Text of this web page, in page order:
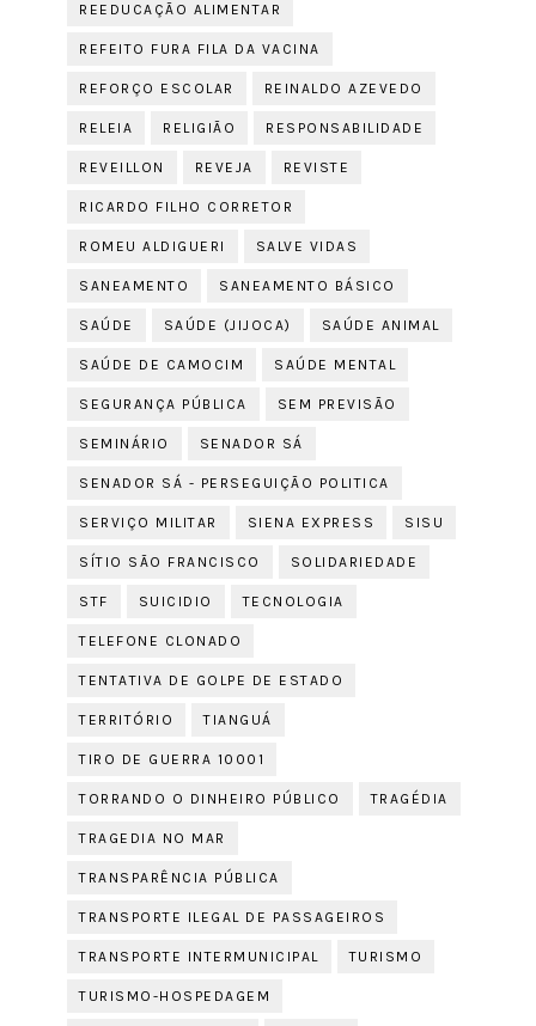
REEDUCAÇÃO ALIMENTAR
REFEITO FURA FILA DA VACINA
REFORÇO ESCOLAR REINALDO AZEVEDO
RELEIA RELIGIÃO RESPONSABILIDADE
REVEILLON REVEJA REVISTE
RICARDO FILHO CORRETOR
ROMEU ALDIGUERI SALVE VIDAS
SANEAMENTO SANEAMENTO BÁSICO
SAÚDE SAÚDE (JIJOCA) SAÚDE ANIMAL
SAÚDE DE CAMOCIM SAÚDE MENTAL
SEGURANÇA PÚBLICA SEM PREVISÃO
SEMINÁRIO SENADOR SÁ
SENADOR SÁ - PERSEGUIÇÃO POLITICA
SERVIÇO MILITAR SIENA EXPRESS SISU
SÍTIO SÃO FRANCISCO SOLIDARIEDADE
STF SUICIDIO TECNOLOGIA
TELEFONE CLONADO
TENTATIVA DE GOLPE DE ESTADO
TERRITÓRIO TIANGUÁ
TIRO DE GUERRA 10001
TORRANDO O DINHEIRO PÚBLICO TRAGÉDIA
TRAGEDIA NO MAR
TRANSPARÊNCIA PÚBLICA
TRANSPORTE ILEGAL DE PASSAGEIROS
TRANSPORTE INTERMUNICIPAL TURISMO
TURISMO-HOSPEDAGEM